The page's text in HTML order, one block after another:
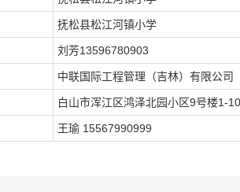
抚松县松江河镇小学
刘芳13596780903
中联国际工程管理（吉林）有限公司
白山市浑江区鸿泽北园小区9号楼1-
王瑜 15567990999